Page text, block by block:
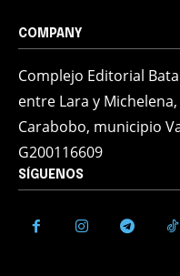
COMPANY
Complejo Editorial
entre Lara y
Carabobo, municipio
G200116609
SÍGUENOS